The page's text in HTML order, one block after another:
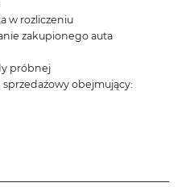
w rozliczeniu
zakupionego auta
próbnej
obejmujący: